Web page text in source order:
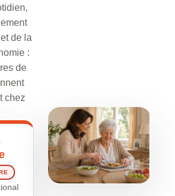
de la
:
de
chez